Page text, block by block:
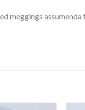
meggings